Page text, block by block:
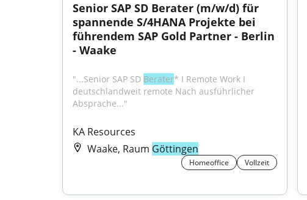
Senior SAP SD Berater (m/w/d) für
spannende S/4HANA Projekte bei
führendem SAP Gold Partner - Berlin
- Waake
"...Senior SAP SD Berater* I Remote Work I
deutschlandweit remote Nach ausführlicher
Absprache..."
KA Resources
Waake, Raum Göttingen
Homeoffice Vollzeit